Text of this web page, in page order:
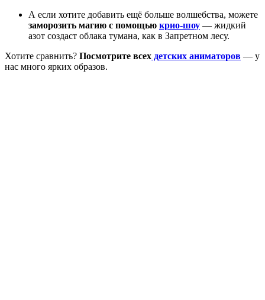
А если хотите добавить ещё больше волшебства, можете
заморозить магию с помощью крио-шоу — жидкий
азот создаст облака тумана, как в Запретном лесу.
Хотите сравнить? Посмотрите всех детских аниматоров — у
нас много ярких образов.